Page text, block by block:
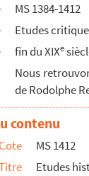
MS 1384-1412
Etudes
fin du XIXe
Nous
de Rodolphe
contenu
Cote
MS 1412
Etudes